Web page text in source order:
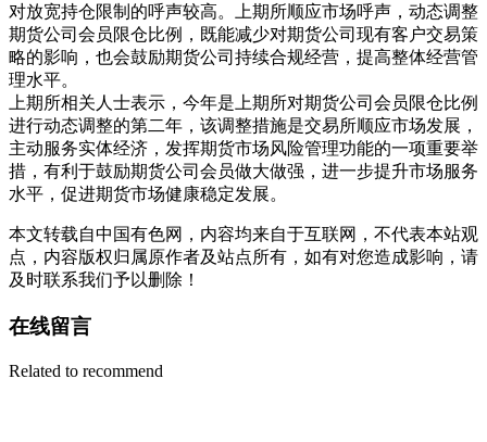
对放宽持仓限制的呼声较高。上期所顺应市场呼声，动态调整
期货公司会员限仓比例，既能减少对期货公司现有客户交易策
略的影响，也会鼓励期货公司持续合规经营，提高整体经营管
理水平。
上期所相关人士表示，今年是上期所对期货公司会员限仓比例
进行动态调整的第二年，该调整措施是交易所顺应市场发展，
主动服务实体经济，发挥期货市场风险管理功能的一项重要举
措，有利于鼓励期货公司会员做大做强，进一步提升市场服务
水平，促进期货市场健康稳定发展。
本文转载自中国有色网，内容均来自于互联网，不代表本站观
点，内容版权归属原作者及站点所有，如有对您造成影响，请
及时联系我们予以删除！
在线留言
Related to recommend